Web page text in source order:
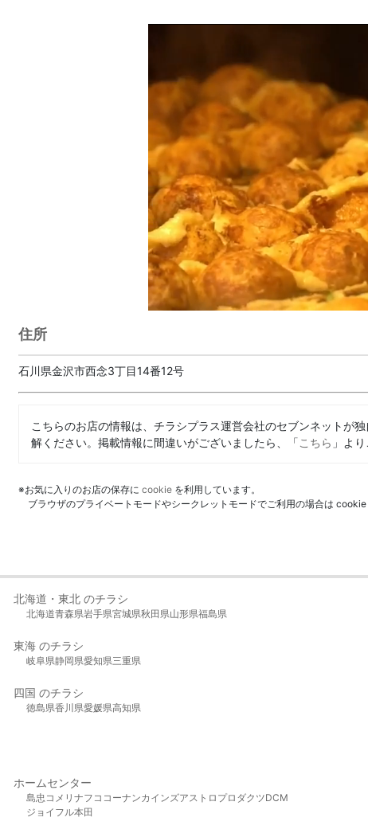
住所
石川県金沢市西念3丁目14番12号
こちらのお店の情報は、チラシプラス運営会社のセブンネットが
解ください。掲載情報に間違いがございましたら、「こちら 」よ
※お気に入りのお店の保存に cookie を利用しています。
ブラウザのプライベートモードやシークレットモードでご利用の場合は
北海道・東北 のチラシ
北海道青森県岩手県宮城県秋田県山形県福島県
東海 のチラシ
岐阜県静岡県愛知県三重県
四国 のチラシ
徳島県香川県愛媛県高知県
ホームセンター
島忠 コメリ ナフコ コーナンカインズアストロプロダクツDCM
ジョイフル本田